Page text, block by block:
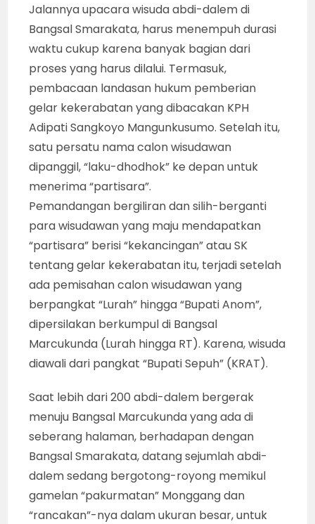
Jalannya upacara wisuda abdi-dalem di
Bangsal Smarakata, harus menempuh durasi
waktu cukup karena banyak bagian dari
proses yang harus dilalui. Termasuk,
pembacaan landasan hukum pemberian
gelar kekerabatan yang dibacakan KPH
Adipati Sangkoyo Mangunkusumo. Setelah itu,
satu persatu nama calon wisudawan
dipanggil, “laku-dhodhok” ke depan untuk
menerima “partisara”.
Pemandangan bergiliran dan silih-berganti
para wisudawan yang maju mendapatkan
“partisara” berisi “kekancingan” atau SK
tentang gelar kekerabatan itu, terjadi setelah
ada pemisahan calon wisudawan yang
berpangkat “Lurah” hingga “Bupati Anom”,
dipersilakan berkumpul di Bangsal
Marcukunda (Lurah hingga RT). Karena, wisuda
diawali dari pangkat “Bupati Sepuh” (KRAT).
Saat lebih dari 200 abdi-dalem bergerak
menuju Bangsal Marcukunda yang ada di
seberang halaman, berhadapan dengan
Bangsal Smarakata, datang sejumlah abdi-
dalem sedang bergotong-royong memikul
gamelan “pakurmatan” Monggang dan
“rancakan”-nya dalam ukuran besar, untuk